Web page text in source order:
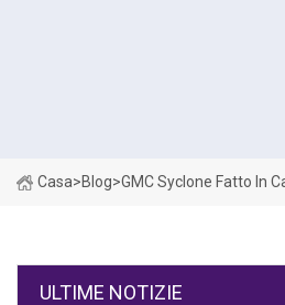
Casa>Blog>GMC Syclone Fatto In
ULTIME NOTIZIE